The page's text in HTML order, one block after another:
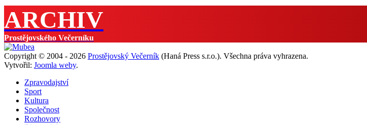
ARCHIV
Prostějovského Večerníku
Copyright © 2004 - 2026 Prostějovský Večerník (Haná Press s.r.o.). Všechna práva vyhrazena.
Vytvořil: Joomla weby.
Zpravodajství
Sport
Kultura
Společnost
Rozhovory